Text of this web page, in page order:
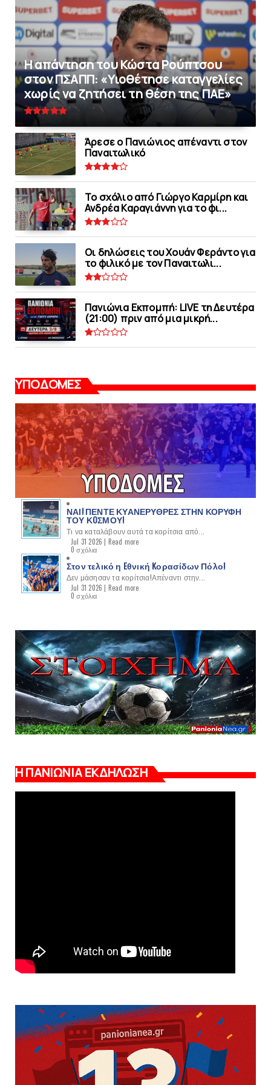
Η απάντηση του Κώστα Ρούπτσου
στον ΠΣΑΠΠ: «Υιοθέτησε καταγγελίες
χωρίς να ζητήσει τη θέση της ΠAΕ»
Άρεσε ο Πανιώνιος απέναντι στoν
Παναιτωλικό
Το σχόλιο από Γιώργο Καρμίρη και
Ανδρέα Καραγιάννη για το φι...
Οι δηλώσεις του Χουάν Φεράντο για
το φιλικό με τoν Παναιτωλι...
Πανιώνια Εκπομπή: LIVE τη Δευτέρα
(21:00) πριν από μια μικρή...
ΥΠΟΔΟΜΕΣ
ΝΑΙ! ΠΕΝΤΕ ΚΥΑΝΕΡΥΘΡΕΣ ΣΤΗΝ ΚΟΡΥΦΗ
ΤΟΥ ΚOΣΜΟΥ!
Τι να καταλάβουν αυτά τα κορίτσια από...
Jul 31 2026 | Read more
0 σχόλια
Στον τελικό η Eθνική Kορασίδων Πόλο!
Δεν μάσησαν τα κορίτσια!Απέναντι στην...
Jul 31 2026 | Read more
0 σχόλια
Η ΠΑΝΙΩΝΙΑ ΕΚΔΗΛΩΣΗ